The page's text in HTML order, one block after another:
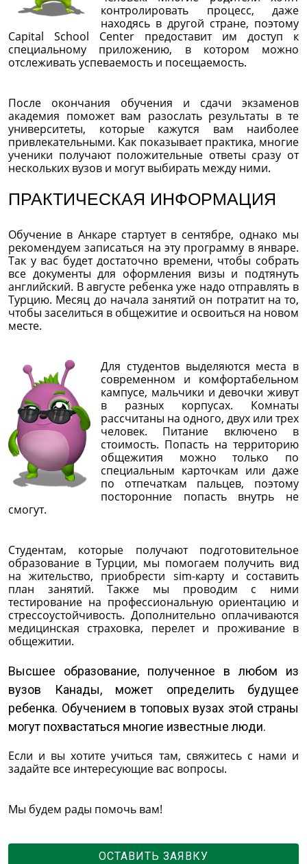
контролировать процесс, даже
находясь в другой стране, поэтому
Capital School Center предоставит им доступ к
специальному приложению, в котором можно
отслеживать успеваемость и посещаемость.
После окончания обучения и сдачи экзаменов
академия поможет вам разослать результаты в те
университеты, которые кажутся вам наиболее
привлекательными. Как показывает практика, многие
ученики получают положительные ответы сразу от
нескольких вузов и могут выбирать между ними.
ПРАКТИЧЕСКАЯ ИНФОРМАЦИЯ
Обучение в Анкаре стартует в сентябре, однако мы
рекомендуем записаться на эту программу в январе.
Так у вас будет достаточно времени, чтобы собрать
все документы для оформления визы и подтянуть
английский. В августе ребенка уже надо отправлять в
Турцию. Месяц до начала занятий он потратит на то,
чтобы заселиться в общежитие и освоиться на новом
месте.
Для студентов выделяются места в
современном и комфортабельном
кампусе, мальчики и девочки живут
в разных корпусах. Комнаты
рассчитаны на одного, двух или трех
человек. Питание включено в
стоимость. Попасть на территорию
общежития можно только по
специальным карточкам или даже
по отпечаткам пальцев, поэтому
посторонние попасть внутрь не
смогут.
Студентам, которые получают подготовительное
образование в Турции, мы помогаем получить вид
на жительство, приобрести sim-карту и составить
план занятий. Также мы проводим с ними
тестирование на профессиональную ориентацию и
стрессоустойчивость. Дополнительно оплачиваются
медицинская страховка, перелет и проживание в
общежитии.
Высшее образование, полученное в любом из
вузов Канады, может определить будущее
ребенка. Обучением в топовых вузах этой страны
могут похвастаться многие известные люди.
Если и вы хотите учиться там, свяжитесь с нами и
задайте все интересующие вас вопросы.
Мы будем рады помочь вам!
ОСТАВИТЬ ЗАЯВКУ